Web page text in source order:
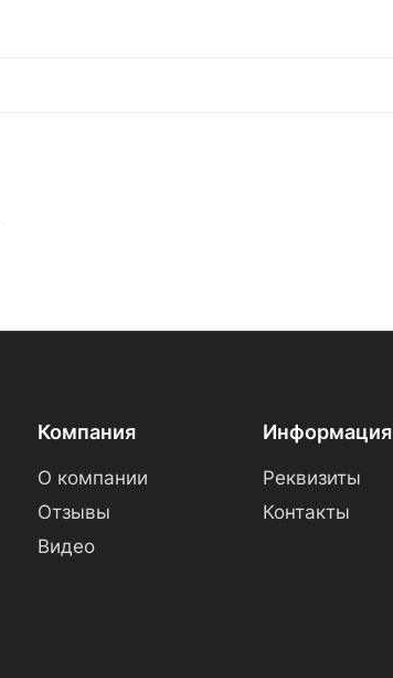
Компания
О компании
Отзывы
Видео
Информация
Реквизиты
Контакты